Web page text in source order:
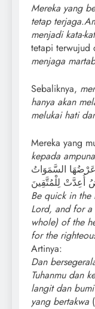
Mereka yang
tetap terjaga.
menjadi kata-
tetapi terwujud
menjaga
Sebaliknya,
hanya akan
melukai hati
Mereka yang
kepada
السَّمَوَاتُ
أُعِدَّتْ لِلْمُتَّقِينَ
Be quick in
Lord, and for a
whole) of the
for the
Artinya:
Dan
Tuhanmu dan
langit dan
yang bertakwa